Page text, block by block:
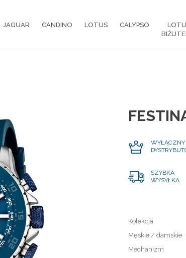
JAGUAR CANDINO LOTUS CALYPSO
WYŁĄCZNY
SZYBKA
WYSYŁKA
Kolekcja
Męskie / damskie
Mechanizm